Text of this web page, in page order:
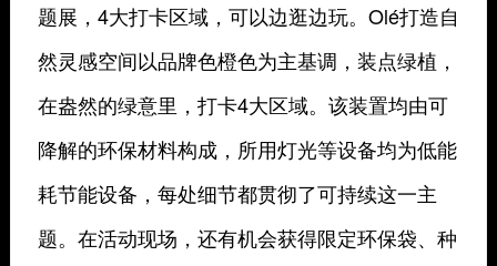
题展，4大打卡区域，可以边逛边玩。 Olé打造自
然灵感空间以品牌色橙色为主基调，装点绿植，
在盎然的绿意里，打卡4大区域。该装置均由可
降解的环保材料构成，所用灯光等设备均为低能
耗节能设备，每处细节都贯彻了可持续这一主
题。 在活动现场，还有机会获得限定环保袋、种